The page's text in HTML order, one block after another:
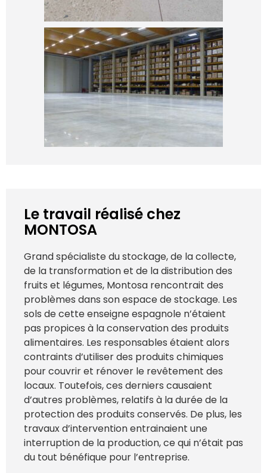
Le travail réalisé chez
MONTOSA
Grand spécialiste du stockage, de la collecte,
de la transformation et de la distribution des
fruits et légumes, Montosa rencontrait des
problèmes dans son espace de stockage. Les
sols de cette enseigne espagnole n’étaient
pas propices à la conservation des produits
alimentaires. Les responsables étaient alors
contraints d’utiliser des produits chimiques
pour couvrir et rénover le revêtement des
locaux. Toutefois, ces derniers causaient
d’autres problèmes, relatifs à la durée de la
protection des produits conservés. De plus, les
travaux d’intervention entrainaient une
interruption de la production, ce qui n’était pas
du tout bénéfique pour l’entreprise.